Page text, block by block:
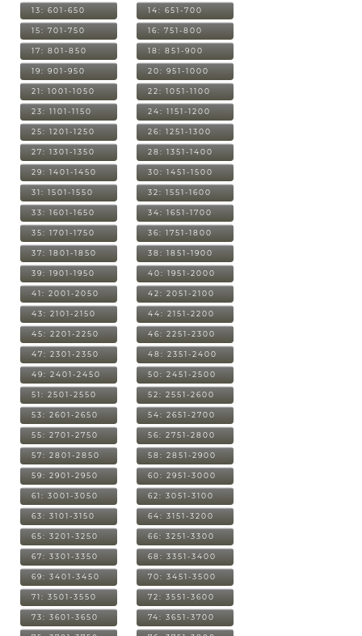
13: 601-650 14: 651-700
15: 701-750 16: 751-800
17: 801-850 18: 851-900
19: 901-950 20: 951-1000
21: 1001-1050 22: 1051-1100
23: 1101-1150 24: 1151-1200
25: 1201-1250 26: 1251-1300
27: 1301-1350 28: 1351-1400
29: 1401-1450 30: 1451-1500
31: 1501-1550 32: 1551-1600
33: 1601-1650 34: 1651-1700
35: 1701-1750 36: 1751-1800
37: 1801-1850 38: 1851-1900
39: 1901-1950 40: 1951-2000
41: 2001-2050 42: 2051-2100
43: 2101-2150 44: 2151-2200
45: 2201-2250 46: 2251-2300
47: 2301-2350 48: 2351-2400
49: 2401-2450 50: 2451-2500
51: 2501-2550 52: 2551-2600
53: 2601-2650 54: 2651-2700
55: 2701-2750 56: 2751-2800
57: 2801-2850 58: 2851-2900
59: 2901-2950 60: 2951-3000
61: 3001-3050 62: 3051-3100
63: 3101-3150 64: 3151-3200
65: 3201-3250 66: 3251-3300
67: 3301-3350 68: 3351-3400
69: 3401-3450 70: 3451-3500
71: 3501-3550 72: 3551-3600
73: 3601-3650 74: 3651-3700